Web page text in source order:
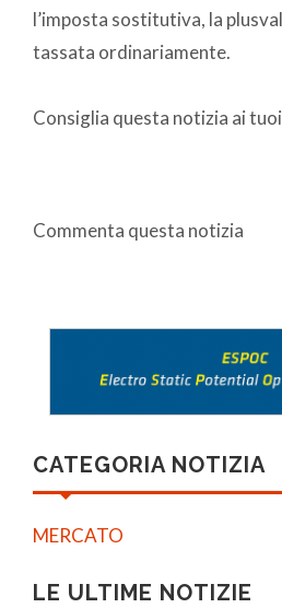
l’imposta sostitutiva, la
tassata ordinariamente.
Consiglia questa notizia ai
Commenta questa notizia
CATEGORIA NOTIZIA
MERCATO
LE ULTIME NOTIZIE